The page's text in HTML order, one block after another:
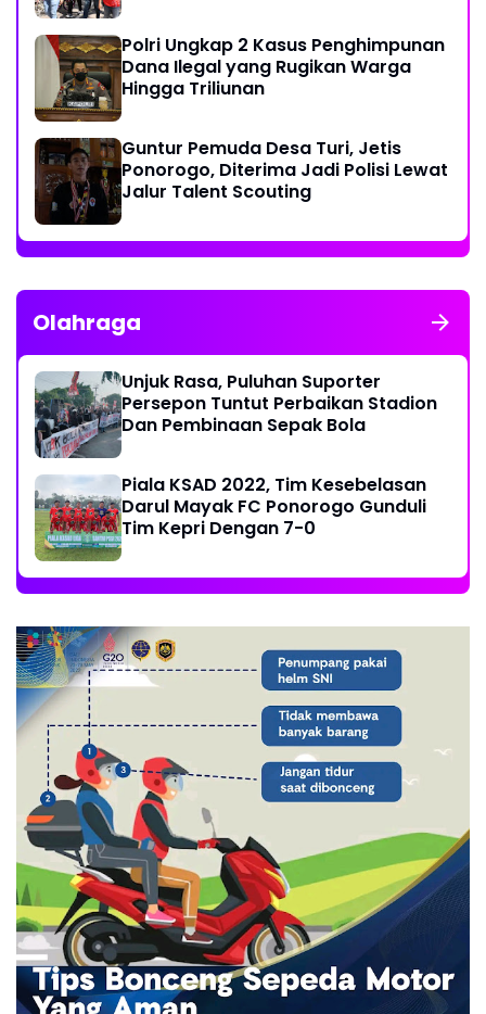
Polri Ungkap 2 Kasus Penghimpunan
Dana Ilegal yang Rugikan Warga
Hingga Triliunan
Guntur Pemuda Desa Turi, Jetis
Ponorogo, Diterima Jadi Polisi Lewat
Jalur Talent Scouting
Olahraga
Unjuk Rasa, Puluhan Suporter
Persepon Tuntut Perbaikan Stadion
Dan Pembinaan Sepak Bola
Piala KSAD 2022, Tim Kesebelasan
Darul Mayak FC Ponorogo Gunduli
Tim Kepri Dengan 7-0